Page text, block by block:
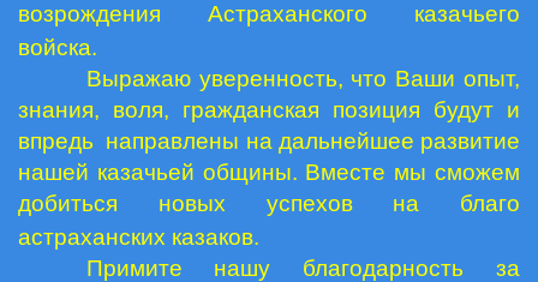
возрождения Астраханского казачьего
войска.
Выражаю уверенность, что Ваши опыт,
знания, воля, гражданская позиция будут и
впредь направлены на дальнейшее развитие
нашей казачьей общины. Вместе мы сможем
добиться новых успехов на благо
астраханских казаков.
Примите нашу благодарность за